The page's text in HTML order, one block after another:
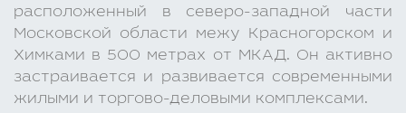
расположенный в северо-западной части
Московской области межу Красногорском и
Химками в 500 метрах от МКАД. Он активно
застраивается и развивается современными
жилыми и торгово-деловыми комплексами.